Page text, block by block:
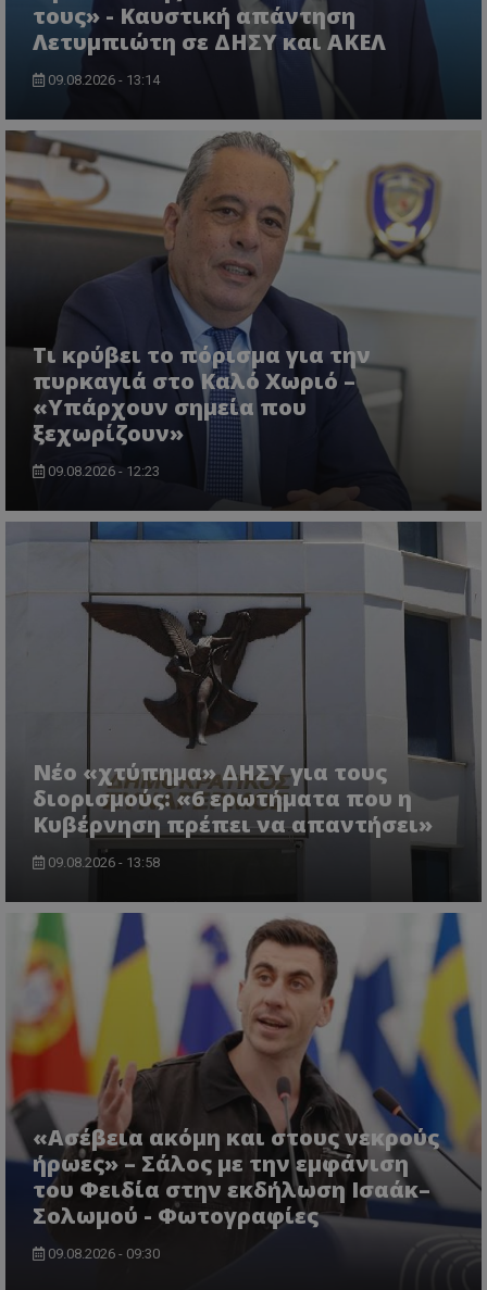
τους» - Καυστική απάντηση
Λετυμπιώτη σε ΔΗΣΥ και ΑΚΕΛ
09.08.2026 - 13:14
Τι κρύβει το πόρισμα για την
πυρκαγιά στο Καλό Χωριό –
«Υπάρχουν σημεία που
ξεχωρίζουν»
09.08.2026 - 12:23
Νέο «χτύπημα» ΔΗΣΥ για τους
διορισμούς: «6 ερωτήματα που η
Κυβέρνηση πρέπει να απαντήσει»
09.08.2026 - 13:58
«Ασέβεια ακόμη και στους νεκρούς
ήρωες» – Σάλος με την εμφάνιση
του Φειδία στην εκδήλωση Ισαάκ–
Σολωμού - Φωτογραφίες
09.08.2026 - 09:30